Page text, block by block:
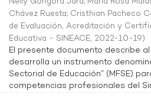
Chávez Ruesta; Cristhian Pacheco
de Evaluación, Acreditación y
Educativa - SINEACE, 2022-10-19)
El presente documento describe
desarrolla un instrumento
Sectorial de Educación” (MFSE)
competencias profesionales del